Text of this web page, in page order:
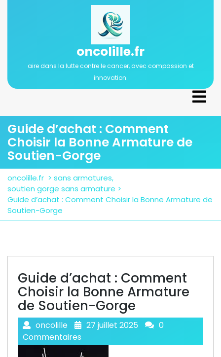
oncolille.fr
aire dans la lutte contre le cancer, avec compassion et
innovation.
Guide d’achat : Comment
Choisir la Bonne Armature de
Soutien-Gorge
oncolille.fr > sans armatures,
soutien gorge sans armature >
Guide d’achat : Comment Choisir la Bonne Armature de
Soutien-Gorge
Guide d’achat : Comment
Choisir la Bonne Armature
de Soutien-Gorge
oncolille 27 juillet 2025
0
Commentaires